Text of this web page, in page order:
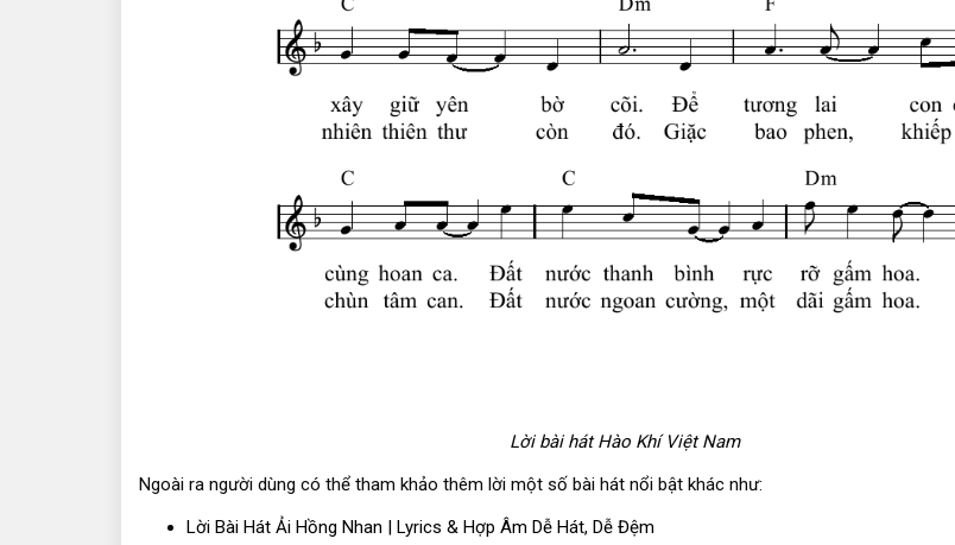
Lời bài hát Hào Khí Việt Nam
Ngoài ra người dùng có thể tham khảo thêm lời một số bài hát nổi bật khác như:
Lời Bài Hát Ải Hồng Nhan | Lyrics & Hợp Âm Dễ Hát, Dễ Đệm